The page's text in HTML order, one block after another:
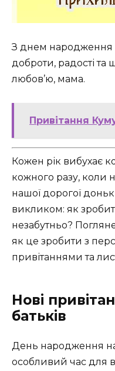
З днем народження
доброти, радості
любов’ю, мама.
Привітання
Кожен рік вибухає
кожного разу, коли
нашої дорогої
викликом: як
незабутньо?
як це зробити з
привітаннями та
Нові
батьків
День народження
особливий час для